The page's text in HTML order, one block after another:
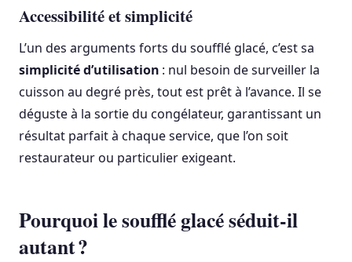
Accessibilité et simplicité
L’un des arguments forts du soufflé glacé, c’est sa
simplicité d’utilisation : nul besoin de surveiller la
cuisson au degré près, tout est prêt à l’avance. Il se
déguste à la sortie du congélateur, garantissant un
résultat parfait à chaque service, que l’on soit
restaurateur ou particulier exigeant.
Pourquoi le soufflé glacé séduit-il
autant ?